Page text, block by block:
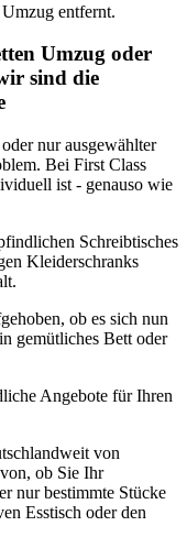
entfernt.
Umzug oder
sind die
nur ausgewählter
Bei First Class
ist - genauso wie
Schreibtisches
Kleiderschranks
ob es sich nun
gemütliches Bett oder
Angebote für Ihren
von
ob Sie Ihr
nur bestimmte Stücke
Esstisch oder den